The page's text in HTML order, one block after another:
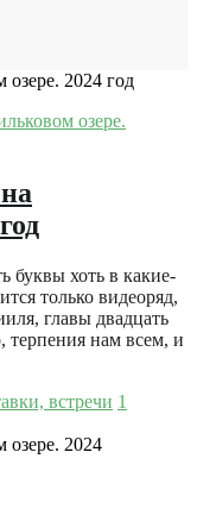
2024 год
буквы хоть в какие-
только видеоряд,
главы двадцать
терпения нам всем, и
встречи 1
озере. 2024